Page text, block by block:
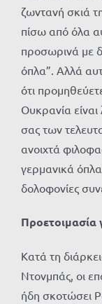
ζωντανή σκιά
πίσω από όλα
προσωρινά με
όπλα”. Αλλά
ότι
Ουκρανία είναι
σας των
ανοιχτά
γερμανικά
δολοφονίες
Προετοιμασία
Κατά τη
Ντονμπάς, οι
ήδη σκοτώσει